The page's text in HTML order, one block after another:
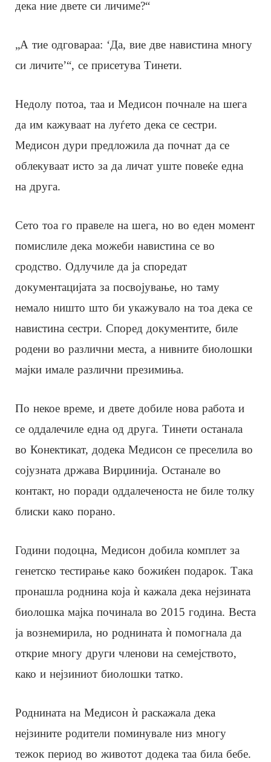
дека ние двете си личиме?“
„А тие одговараа: ‘Да, вие две навистина многу
си личите’“, се присетува Тинети.
Недолу потоа, таа и Медисон почнале на шега
да им кажуваат на луѓето дека се сестри.
Медисон дури предложила да почнат да се
облекуваат исто за да личат уште повеќе една
на друга.
Сето тоа го правеле на шега, но во еден момент
помислиле дека можеби навистина се во
сродство. Одлучиле да ја споредат
документацијата за посвојување, но таму
немало ништо што би укажувало на тоа дека се
навистина сестри. Според документите, биле
родени во различни места, а нивните биолошки
мајки имале различни презимиња.
По некое време, и двете добиле нова работа и
се оддалечиле една од друга. Тинети останала
во Конектикат, додека Медисон се преселила во
сојузната држава Вирџинија. Останале во
контакт, но поради оддалеченоста не биле толку
блиски како порано.
Години подоцна, Медисон добила комплет за
генетско тестирање како божиќен подарок. Така
пронашла роднина која ѝ кажала дека нејзината
биолошка мајка починала во 2015 година. Веста
ја вознемирила, но роднината ѝ помогнала да
открие многу други членови на семејството,
како и нејзиниот биолошки татко.
Роднината на Медисон ѝ раскажала дека
нејзините родители поминувале низ многу
тежок период во животот додека таа била бебе.